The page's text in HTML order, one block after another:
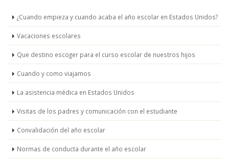
¿Cuando empieza y cuando acaba el año escolar en Estados Unidos?
Vacaciones escolares
Que destino escoger para el curso escolar de nuestros hijos
Cuando y como viajamos
La asistencia médica en Estados Unidos
Visitas de los padres y comunicación con el estudiante
Convalidación del año escolar
Normas de conducta durante el año escolar